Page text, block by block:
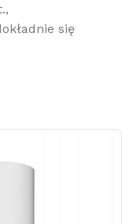
się